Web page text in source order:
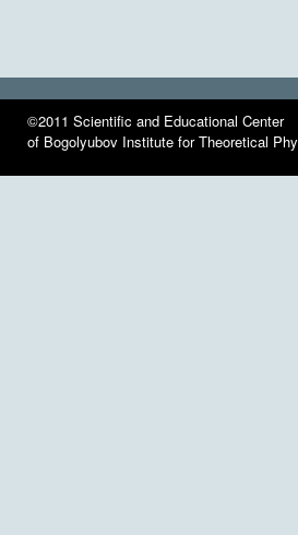
©2011 Scientific and Educational Center
of Bogolyubov Institute for Theoretical